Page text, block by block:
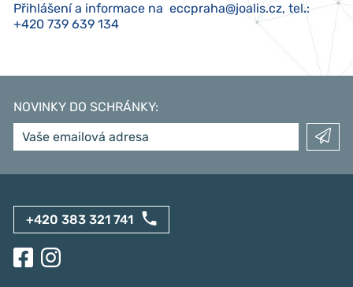
Přihlášení a informace na eccpraha@joalis.cz, tel.:
+420 739 639 134
NOVINKY DO SCHRÁNKY:
+420 383 321 741